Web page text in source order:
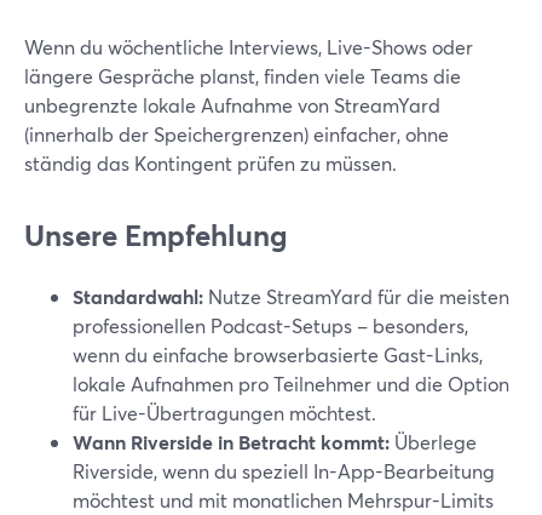
Wenn du wöchentliche Interviews, Live-Shows oder
längere Gespräche planst, finden viele Teams die
unbegrenzte lokale Aufnahme von StreamYard
(innerhalb der Speichergrenzen) einfacher, ohne
ständig das Kontingent prüfen zu müssen.
Unsere Empfehlung
Standardwahl: Nutze StreamYard für die meisten
professionellen Podcast-Setups – besonders,
wenn du einfache browserbasierte Gast-Links,
lokale Aufnahmen pro Teilnehmer und die Option
für Live-Übertragungen möchtest.
Wann Riverside in Betracht kommt: Überlege
Riverside, wenn du speziell In-App-Bearbeitung
möchtest und mit monatlichen Mehrspur-Limits